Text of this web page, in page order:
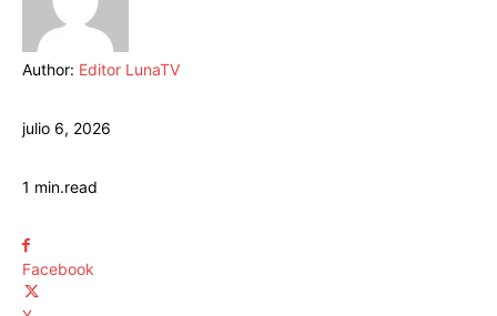
Author: Editor LunaTV
julio 6, 2026
1 min.read
Facebook